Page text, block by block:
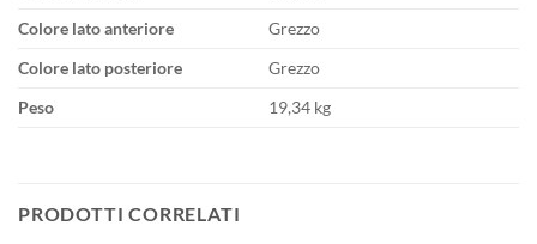
Colore lato anteriore
Grezzo
Colore lato posteriore
Grezzo
Peso
19,34 kg
PRODOTTI CORRELATI